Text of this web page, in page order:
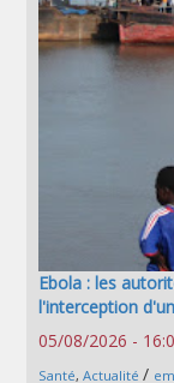
Ebola : les
l'interception
05/08/2026 -
Santé, Actualité /